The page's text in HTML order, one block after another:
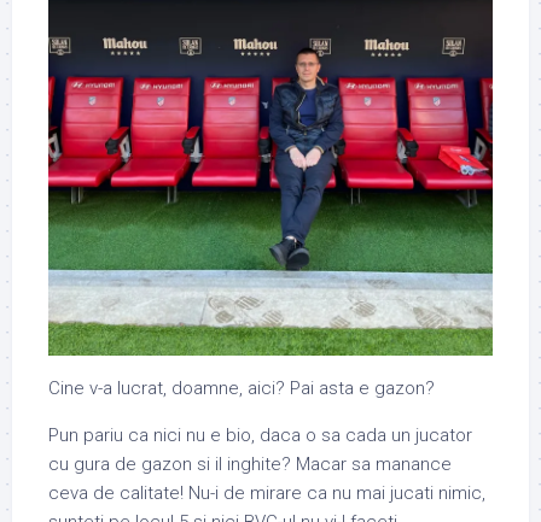
Cine v-a lucrat, doamne, aici? Pai asta e gazon?
Pun pariu ca nici nu e bio, daca o sa cada un jucator
cu gura de gazon si il inghite? Macar sa manance
ceva de calitate! Nu-i de mirare ca nu mai jucati nimic,